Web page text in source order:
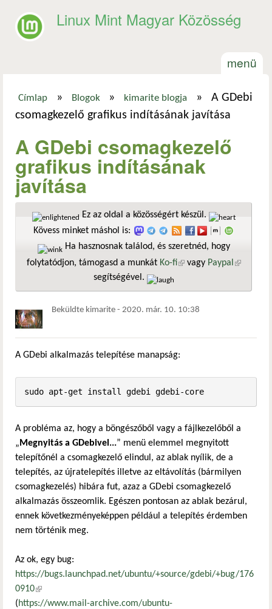
Linux Mint Magyar Közösség
menü
Jelenlegi hely
Címlap » Blogok » kimarite blogja »
A GDebi
csomagkezelő grafikus indításának javítása
A GDebi csomagkezelő
grafikus indításának
javítása
Ez az oldal a közösségért készül.
Kövess minket máshol is:
Ha hasznosnak találod, és szeretnéd, hogy
folytatódjon, támogasd a munkát Ko-fi(külső hivatkozás)
vagy Paypal
segítségével.
Beküldte kimarite - 2020. már. 10. 10:38
A GDebi alkalmazás telepítése manapság:
sudo apt-get install gdebi gdebi-core
A probléma az, hogy a böngészőből vagy a fájlkezelőből a
„Megnyitás a GDebivel...” menü elemmel megnyitott
telepítőnél a csomagkezelő elindul, az ablak nyílik, de a
telepítés, az újratelepítés illetve az eltávolítás (bármilyen
csomagkezelés) hibára fut, azaz a GDebi csomagkezelő
alkalmazás összeomlik. Egészen pontosan az ablak bezárul,
ennek következményeképpen például a telepítés érdemben
nem történik meg.
Az ok, egy bug:
https://bugs.launchpad.net/ubuntu/+source/gdebi/+bug/176
0910(külső hivatkozás)
(https://www.mail-archive.com/ubuntu-